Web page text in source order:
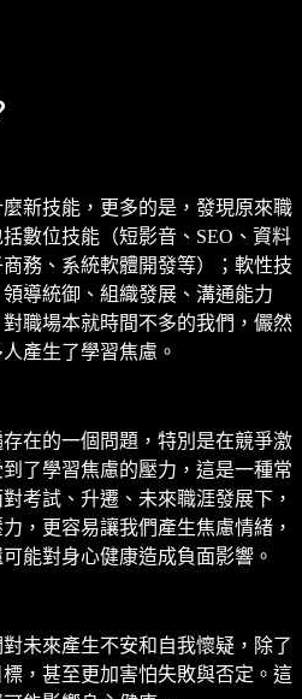
新技能，更多的是，發現原來職
數位技能（短影音、SEO、資料
務、系統軟體開發等）；軟性技
導統御、組織發展、溝通能力
職場本就時間不多的我們，儼然
產生了學習焦慮。
在的一個問題，特別是在競爭激
了學習焦慮的壓力，這是一種常
考試、升遷、未來職涯發展下，
，更容易讓我們產生焦慮情緒，
能對身心健康造成負面影響。
未來產生不安和自我懷疑，除了
，甚至更加害怕失敗與否定。這